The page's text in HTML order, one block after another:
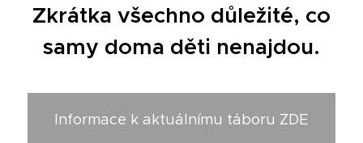
Zkrátka všechno důležité, co
samy doma děti nenajdou.
Informace k aktuálnímu táboru ZDE